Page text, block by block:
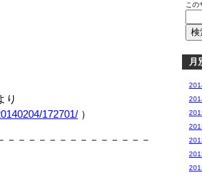
り
172701/ ）
－－－－－－－－－－－－－－
この
月